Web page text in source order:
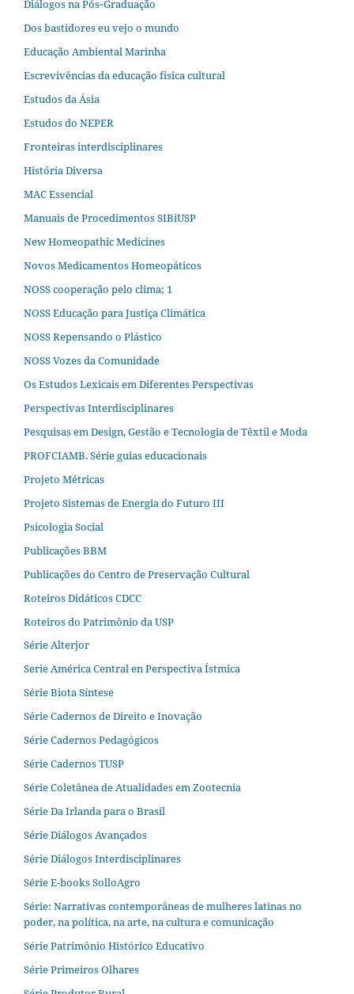
Diálogos na Pós‐Graduação
Dos bastidores eu vejo o mundo
Educação Ambiental Marinha
Escrevivências da educação física cultural
Estudos da Ásia​
Estudos do NEPER
Fronteiras interdisciplinares
História Diversa
MAC Essencial
Manuais de Procedimentos SIBiUSP
New Homeopathic Medicines
Novos Medicamentos Homeopáticos
NOSS cooperação pelo clima; 1
NOSS Educação para Justiça Climática
NOSS Repensando o Plástico
NOSS Vozes da Comunidade
Os Estudos Lexicais em Diferentes Perspectivas
Perspectivas Interdisciplinares
Pesquisas em Design, Gestão e Tecnologia de Têxtil e Moda
PROFCIAMB. Série guias educacionais
Projeto Métricas
Projeto Sistemas de Energia do Futuro III
Psicologia Social
Publicações BBM
Publicações do Centro de Preservação Cultural
Roteiros Didáticos CDCC
Roteiros do Patrimônio da USP
Série Alterjor
Serie América Central en Perspectiva Ístmica
Série Biota Síntese
Série Cadernos de Direito e Inovação
Série Cadernos Pedagógicos
Série Cadernos TUSP
Série Coletânea de Atualidades em Zootecnia
Série Da Irlanda para o Brasil
Série Diálogos Avançados
Série Diálogos Interdisciplinares
Série E-books SolloAgro
Série: Narrativas contemporâneas de mulheres latinas no
poder, na política, na arte, na cultura e comunicação
Série Patrimônio Histórico Educativo
Série Primeiros Olhares